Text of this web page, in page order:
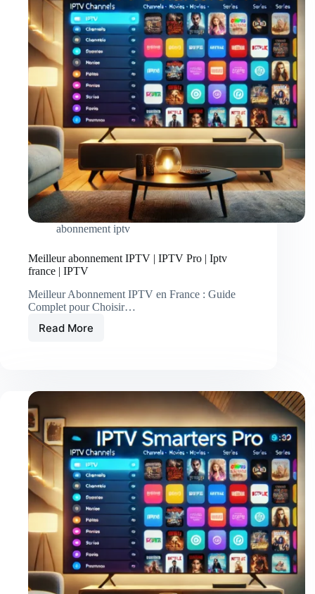
abonnement iptv
Meilleur abonnement IPTV | IPTV Pro | Iptv
france | IPTV
Meilleur Abonnement IPTV en France : Guide
Complet pour Choisir…
Read More
Meilleur
|
Iptv
france
IPTV